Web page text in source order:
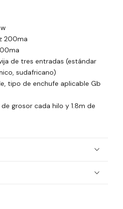
200ma
de tres entradas (estándar
sudafricano)
tipo de enchufe aplicable Gb
grosor cada hilo y 1.8m de